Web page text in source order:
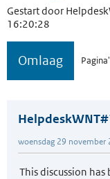
Gestart door
16:20:28
Omlaag
woensdag 29 november
This discussion has